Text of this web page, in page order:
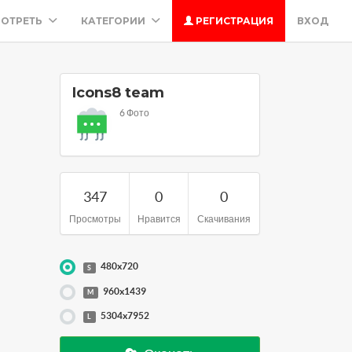
КАТЕГОРИИ РЕГИСТРАЦИЯ ВХОД
Icons8 team
6 Фото
347
Просмотры
0
Нравится
0
Скачивания
S 480x720
M 960x1439
L 5304x7952